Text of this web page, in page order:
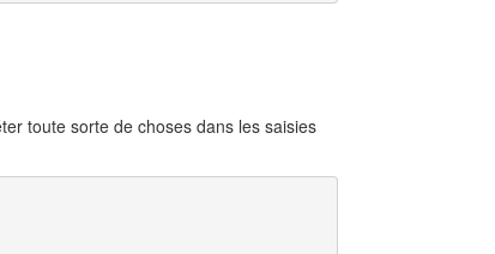
toute sorte de choses dans les saisies